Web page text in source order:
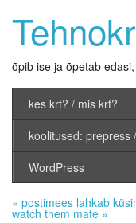
õpib ise ja õpetab
kes krt? / mis krt?
koolitused: prepress
WordPress
« postimees lahkab
watch them mate »